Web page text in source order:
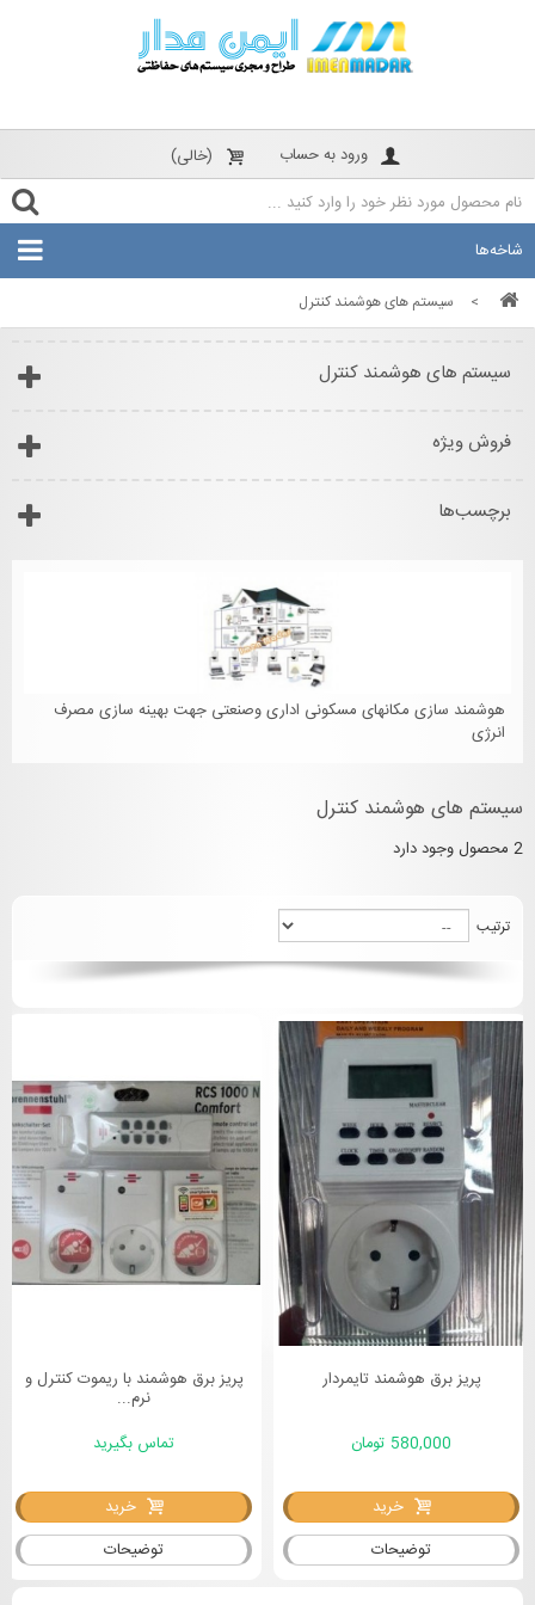
(خالی) ورود به حساب
شاخه‌ها
> سیستم های هوشمند کنترل
سیستم های هوشمند کنترل
فروش ویژه
برچسب‌ها
هوشمند سازی مکانهای مسکونی اداری وصنعتی جهت بهینه سازی مصرف
انرژی
سیستم های هوشمند کنترل
2 محصول وجود دارد
ترتیب
پریز برق هوشمند تایمردار
580,000 تومان
خرید
توضیحات
پریز برق هوشمند با ریموت کنترل و
نرم...
تماس بگیرید
خرید
توضیحات